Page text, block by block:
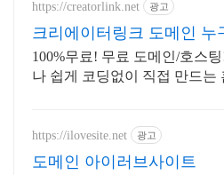
https://creatorlink.net 광고
크리에이터링크 도메인 누
만드는 홈페이지
100%무료! 무료 도메인/호스
나 쉽게 코딩없이 직접 만드는
에이터링크에서.
https://ilovesite.net 광고
도메인 아이러브사이트